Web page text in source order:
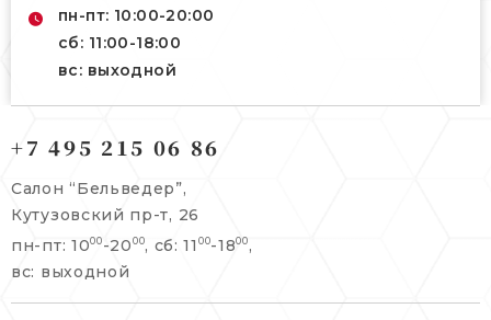
пн-пт: 10:00-20:00
сб: 11:00-18:00
вс: выходной
121165, г. Москва,Кутузовский пр-т, 26
+7 495 215 06 86
info@belveder-e.ru
пн-пт: 10:00-20:00
121165, г. Москва,
+7 495 477 45 43
info@belveder-e.ru
+7 495 215 06 86
Салон “Бельведер”,
Кутузовский пр-т, 26
пн-пт: 1000 -20 00, сб: 11 00-1800 ,
вс: выходной